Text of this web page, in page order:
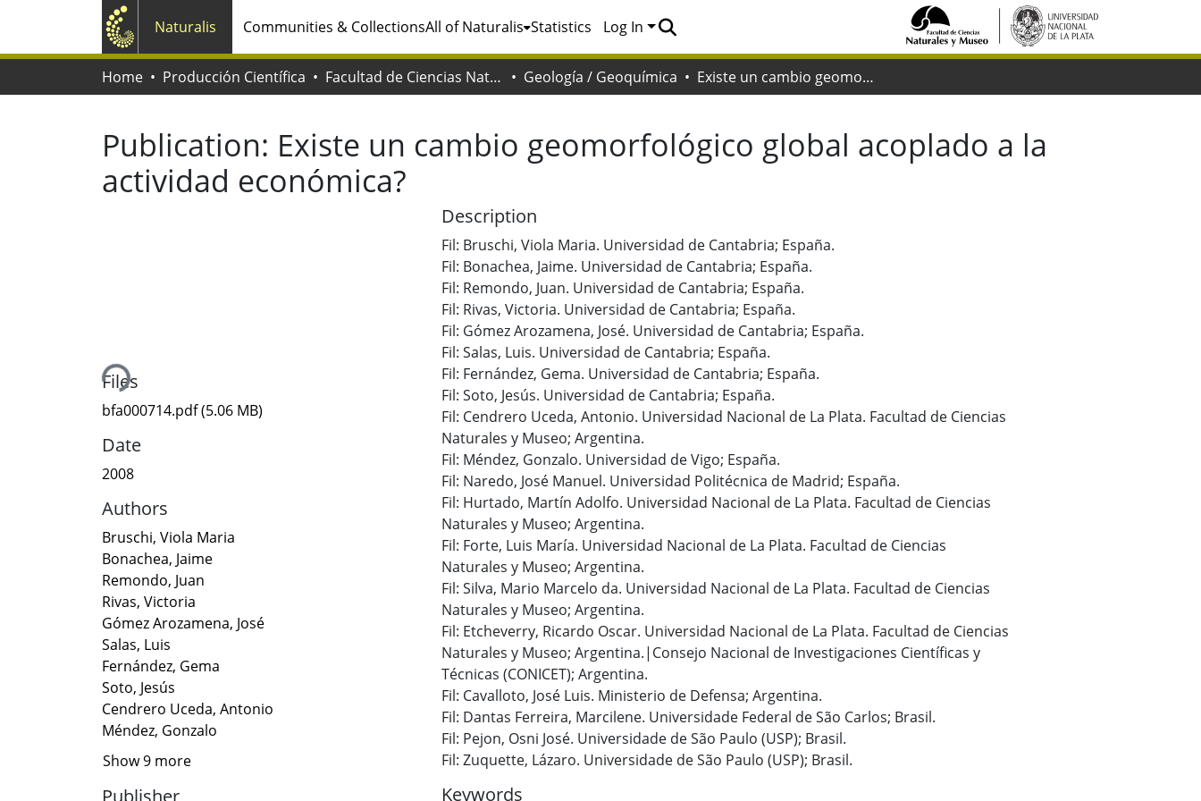
Naturalis Communities & CollectionsAll of Naturalis Statistics Log In
Home Producción Científica Facultad de Ciencias Naturales y Museo Geología / Geoquímica Existe un cambio geomorfológico global acoplado a la actividad económica?
Publication: Existe un cambio geomorfológico global acoplado a la
actividad económica?
Loading...
Files
bfa000714.pdf(5.06 MB)
Date
2008
Authors
Bruschi, Viola Maria
Bonachea, Jaime
Remondo, Juan
Rivas, Victoria
Gómez Arozamena, José
Salas, Luis
Fernández, Gema
Soto, Jesús
Cendrero Uceda, Antonio
Méndez, Gonzalo
Show 9 more
Publisher
Description
Fil: Bruschi, Viola Maria. Universidad de Cantabria; España.
Fil: Bonachea, Jaime. Universidad de Cantabria; España.
Fil: Remondo, Juan. Universidad de Cantabria; España.
Fil: Rivas, Victoria. Universidad de Cantabria; España.
Fil: Gómez Arozamena, José. Universidad de Cantabria; España.
Fil: Salas, Luis. Universidad de Cantabria; España.
Fil: Fernández, Gema. Universidad de Cantabria; España.
Fil: Soto, Jesús. Universidad de Cantabria; España.
Fil: Cendrero Uceda, Antonio. Universidad Nacional de La Plata. Facultad de Ciencias
Naturales y Museo; Argentina.
Fil: Méndez, Gonzalo. Universidad de Vigo; España.
Fil: Naredo, José Manuel. Universidad Politécnica de Madrid; España.
Fil: Hurtado, Martín Adolfo. Universidad Nacional de La Plata. Facultad de Ciencias
Naturales y Museo; Argentina.
Fil: Forte, Luis María. Universidad Nacional de La Plata. Facultad de Ciencias
Naturales y Museo; Argentina.
Fil: Silva, Mario Marcelo da. Universidad Nacional de La Plata. Facultad de Ciencias
Naturales y Museo; Argentina.
Fil: Etcheverry, Ricardo Oscar. Universidad Nacional de La Plata. Facultad de Ciencias
Naturales y Museo; Argentina.|Consejo Nacional de Investigaciones Científicas y
Técnicas (CONICET); Argentina.
Fil: Cavalloto, José Luis. Ministerio de Defensa; Argentina.
Fil: Dantas Ferreira, Marcilene. Universidade Federal de São Carlos; Brasil.
Fil: Pejon, Osni José. Universidade de São Paulo (USP); Brasil.
Fil: Zuquette, Lázaro. Universidade de São Paulo (USP); Brasil.
Keywords